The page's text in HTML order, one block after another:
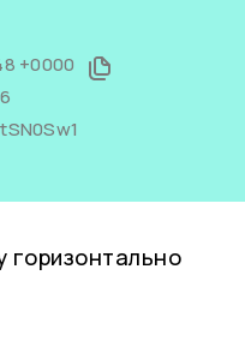
+0000
горизонтально